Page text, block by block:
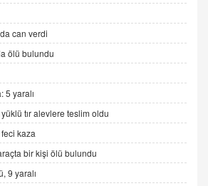
Yüzüne Vurulan Şamar:
12:30
ASLAN
Ne, Algı Ne? "Beraber Yürüyoruz"
Peşinden
12:45
can verdi
ölü bulundu
5 yaralı
tır alevlere teslim oldu
kaza
bir kişi ölü bulundu
9 yaralı